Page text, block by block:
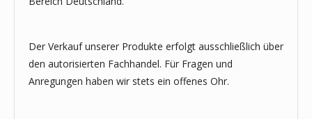
Der Verkauf unserer Produkte erfolgt ausschließlich über
den autorisierten Fachhandel. Für Fragen und
Anregungen haben wir stets ein offenes Ohr.